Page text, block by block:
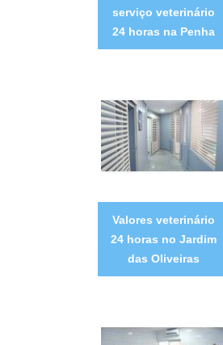
serviço veterinário
24 horas na Penha
Valores veterinário
24 horas no Jardim
das Oliveiras